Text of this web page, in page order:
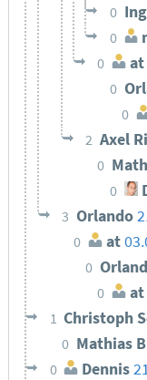
0
0
0 at
0
0
2 Axel
0
0
3 Orlando
0 at
0
0 at
1 Christoph
0 Mathias
0 Dennis